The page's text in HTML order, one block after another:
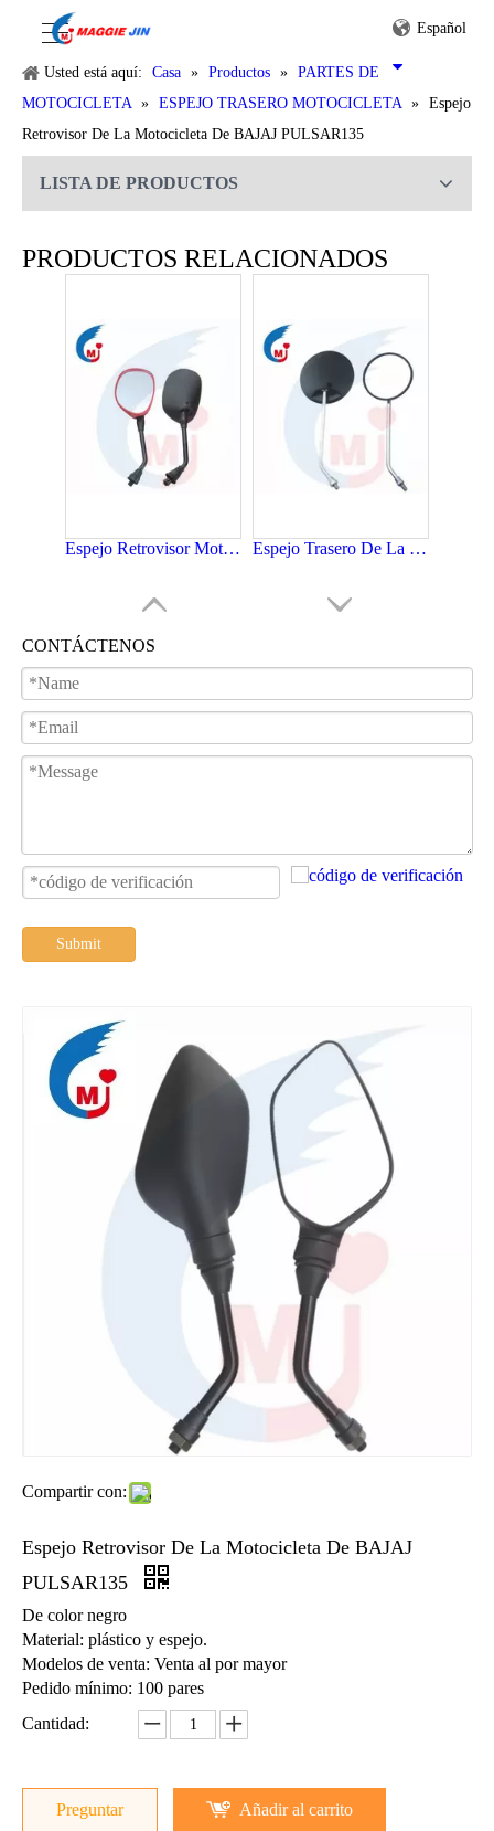
Español
Usted está aquí: Casa » Productos » PARTES DE
MOTOCICLETA » ESPEJO TRASERO MOTOCICLETA » Espejo
Retrovisor De La Motocicleta De BAJAJ PULSAR135
LISTA DE PRODUCTOS
PRODUCTOS RELACIONADOS
Espejo Retrovisor Moto De HERO ECO DELUXE Espejo Trasero De La Motocicleta De HONDA BIZ100
Retrovisor de la motocicleta de BAJAJ BOXER CT100 Retrovisor de la motocicleta de YAMAHA YBR125
Partes de la motocicleta espejo retrovisor para AT110
CONTÁCTENOS
Submit
Compartir con:
Espejo Retrovisor De La Motocicleta De BAJAJ
PULSAR135
De color negro
Material: plástico y espejo.
Modelos de venta: Venta al por mayor
Pedido mínimo: 100 pares
Cantidad:
Preguntar Añadir al carrito